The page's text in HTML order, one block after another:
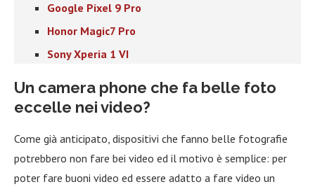
Google Pixel 9 Pro
Honor Magic7 Pro
Sony Xperia 1 VI
Un camera phone che fa belle foto
eccelle nei video?
Come già anticipato, dispositivi che fanno belle fotografie
potrebbero non fare bei video ed il motivo è semplice: per
poter fare buoni video ed essere adatto a fare video un